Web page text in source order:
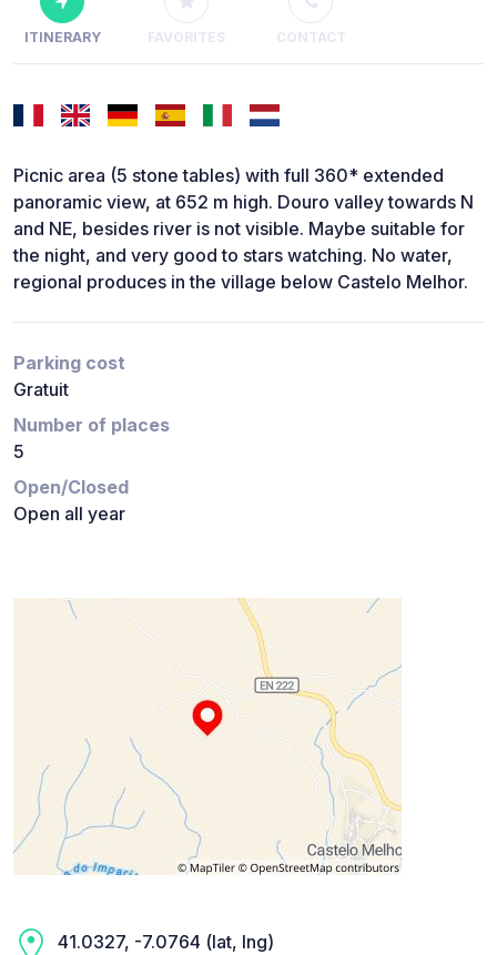
ITINERARY FAVORITES CONTACT
Picnic area (5 stone tables) with full 360* extended
panoramic view, at 652 m high. Douro valley towards N
and NE, besides river is not visible. Maybe suitable for
the night, and very good to stars watching. No water,
regional produces in the village below Castelo Melhor.
Parking cost
Gratuit
Number of places
5
Open/Closed
Open all year
41.0327, -7.0764 (lat, lng)